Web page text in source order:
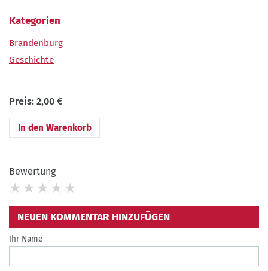
Kategorien
Brandenburg
Geschichte
Preis: 2,00 €
Bewertung
NEUEN KOMMENTAR HINZUFÜGEN
Ihr Name